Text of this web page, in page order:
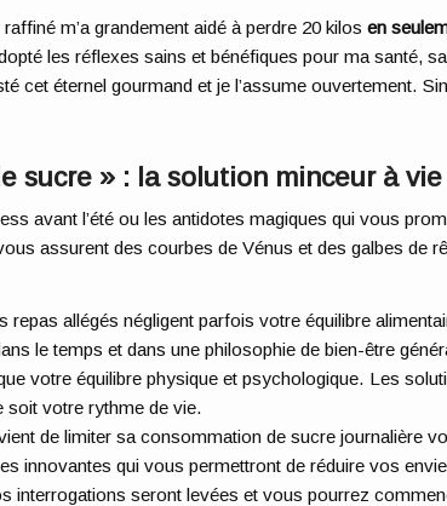
m’a grandement aidé à perdre 20 kilosen
les réflexes sains et bénéfiques pour ma santé,
cet éternel gourmand et je l’assume ouvertement.
sucre » : la solution minceur à vie
avant l’été ou les antidotes magiques qui vous
assurent des courbes de Vénus et des galbes de
repas allégés négligent parfois votre équilibre
le temps et dans une philosophie de bien-être
votre équilibre physique et psychologique. Les
soit votre rythme de vie.
de limiter sa consommation de sucre journalière
innovantes qui vous permettront de réduire vos
interrogations seront levées et vous pourrez